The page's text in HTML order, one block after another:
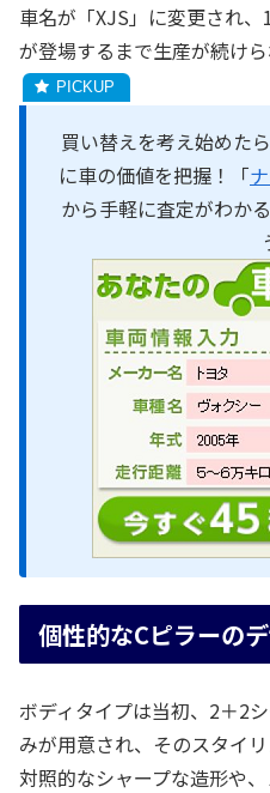
車名が「XJS」に変更され、
が登場するまで生産が続けら
買い替えを考え始めた
に車の価値を把握！「
から手軽に査定がわか
個性的なCピラーの
ボディタイプは当初、2＋2
みが用意され、そのスタイ
対照的なシャープな造形や